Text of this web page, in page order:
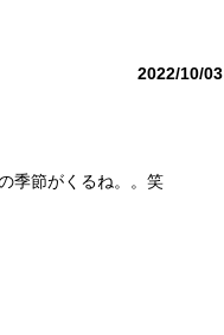
2022/10/03
季節がくるね。。笑